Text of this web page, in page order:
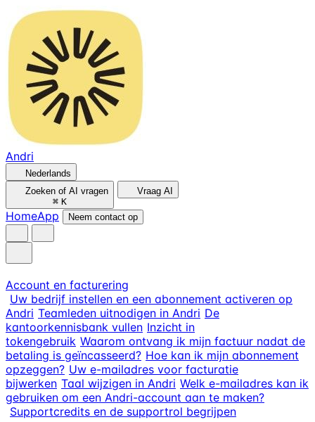
Andri
Nederlands
Zoeken of AI vragen
⌘ K
Vraag AI
HomeApp Neem contact op
Account en facturering
Uw bedrijf instellen en een abonnement activeren op
Andri Teamleden uitnodigen in Andri De
kantoorkennisbank vullen Inzicht in
tokengebruik Waarom ontvang ik mijn factuur nadat de
betaling is geïncasseerd? Hoe kan ik mijn abonnement
opzeggen? Uw e-mailadres voor facturatie
bijwerken Taal wijzigen in Andri Welk e-mailadres kan ik
gebruiken om een Andri-account aan te maken?
Supportcredits en de supportrol begrijpen